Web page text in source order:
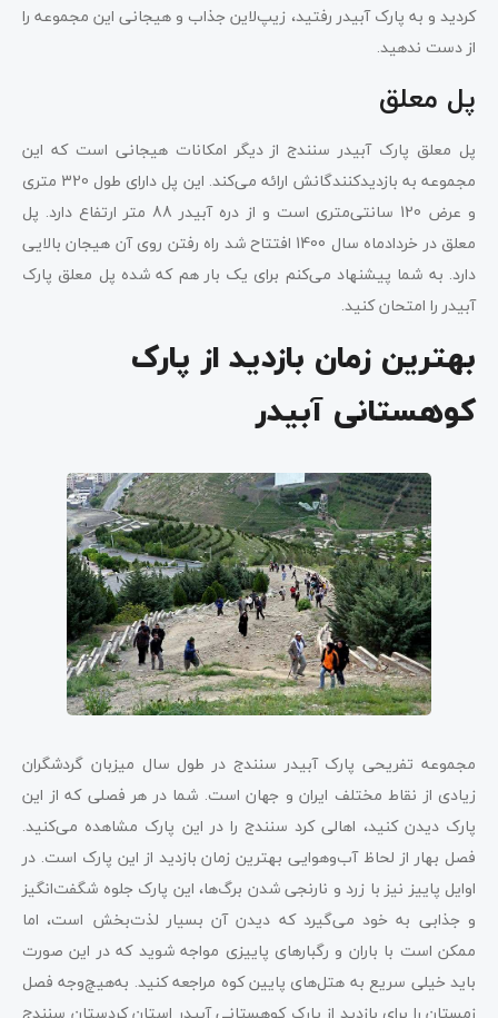
کردید و به پارک آبیدر رفتید، زیپ‌لاین جذاب و هیجانی این مجموعه را
از دست ندهید.
پل معلق
پل معلق پارک آبیدر سنندج از دیگر امکانات هیجانی است که این
مجموعه به بازدیدکنندگانش ارائه می‌کند. این پل دارای طول 320 متری
و عرض 120 سانتی‌متری است و از دره آبیدر 88 متر ارتفاع دارد. پل
معلق در خردادماه سال 1400 افتتاح شد راه رفتن روی آن هیجان بالایی
دارد. به شما پیشنهاد می‌کنم برای یک بار هم که شده پل معلق پارک
آبیدر را امتحان کنید.
بهترین زمان بازدید از پارک
کوهستانی آبیدر
مجموعه تفریحی پارک آبیدر سنندج در طول سال میزبان گردشگران
زیادی از نقاط مختلف ایران و جهان است. شما در هر فصلی که از این
پارک دیدن کنید، اهالی کرد سنندج را در این پارک مشاهده می‌کنید.
فصل بهار از لحاظ آب‌وهوایی بهترین زمان بازدید از این پارک است. در
اوایل پاییز نیز با زرد و نارنجی شدن برگ‌ها، این پارک جلوه شگفت‌انگیز
و جذابی به خود می‌گیرد که دیدن آن بسیار لذت‌بخش است، اما
ممکن است با باران و رگبارهای پاییزی مواجه شوید که در این صورت
باید خیلی سریع به هتل‌های پایین کوه مراجعه کنید. به‌هیچ‌وجه فصل